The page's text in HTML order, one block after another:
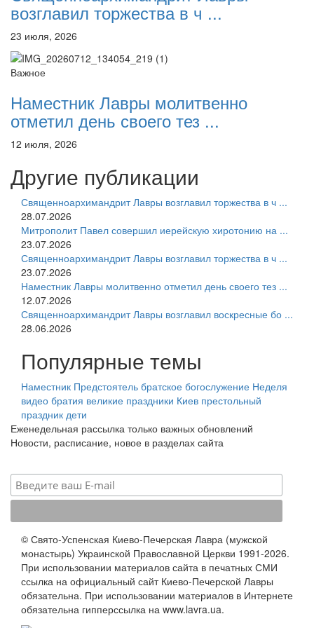
возглавил торжества в ч ...
23 июля, 2026
Важное
Наместник Лавры молитвенно
отметил день своего тез ...
12 июля, 2026
Другие публикации
Священноархимандрит Лавры возглавил торжества в ч ...
28.07.2026
Митрополит Павел совершил иерейскую хиротонию на ...
23.07.2026
Священноархимандрит Лавры возглавил торжества в ч ...
23.07.2026
Наместник Лавры молитвенно отметил день своего тез ...
12.07.2026
Священноархимандрит Лавры возглавил воскресные бо ...
28.06.2026
Популярные темы
Наместник Предстоятель братское богослужение Неделя
видео братия великие праздники Киев престольный
праздник дети
Еженедельная рассылка только важных обновлений
Новости, расписание, новое в разделах сайта
© Свято-Успенская Киево-Печерская Лавра (мужской
монастырь) Украинской Православной Церкви 1991-2026.
При использовании материалов сайта в печатных СМИ
ссылка на официальный сайт Киево-Печерской Лавры
обязательна. При использовании материалов в Интернете
обязательна гипперссылка на www.lavra.ua.